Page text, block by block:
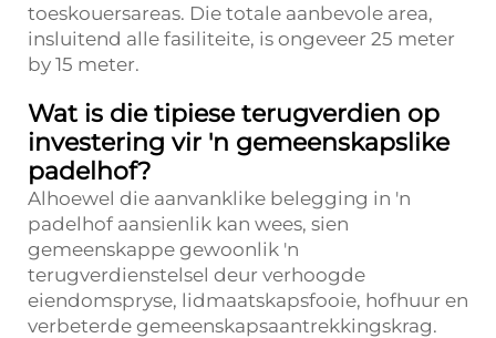
toeskouersareas. Die totale aanbevole area,
insluitend alle fasiliteite, is ongeveer 25 meter
by 15 meter.
Wat is die tipiese terugverdien op
investering vir 'n gemeenskapslike
padelhof?
Alhoewel die aanvanklike belegging in 'n
padelhof aansienlik kan wees, sien
gemeenskappe gewoonlik 'n
terugverdienstelsel deur verhoogde
eiendomspryse, lidmaatskapsfooie, hofhuur en
verbeterde gemeenskapsaantrekkingskrag.